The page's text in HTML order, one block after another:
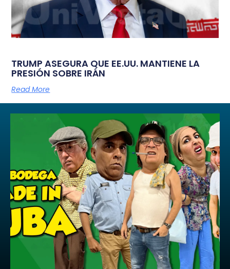
TRUMP ASEGURA QUE EE.UU. MANTIENE LA
PRESIÓN SOBRE IRÁN
Read More